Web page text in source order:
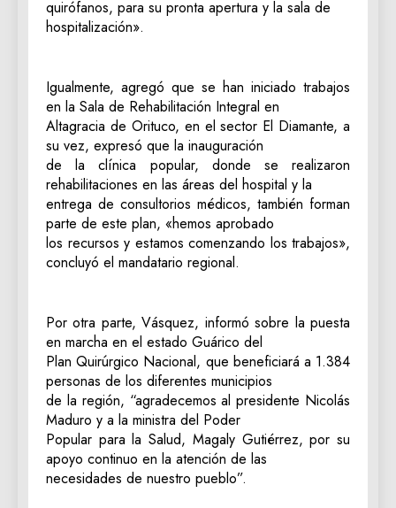
quirófanos, para su pronta apertura y la sala de
hospitalización».
Igualmente, agregó que se han iniciado trabajos
en la Sala de Rehabilitación Integral en
Altagracia de Orituco, en el sector El Diamante, a
su vez, expresó que la inauguración
de la clínica popular, donde se realizaron
rehabilitaciones en las áreas del hospital y la
entrega de consultorios médicos, también forman
parte de este plan, «hemos aprobado
los recursos y estamos comenzando los trabajos»,
concluyó el mandatario regional.
Por otra parte, Vásquez, informó sobre la puesta
en marcha en el estado Guárico del
Plan Quirúrgico Nacional, que beneficiará a 1.384
personas de los diferentes municipios
de la región, “agradecemos al presidente Nicolás
Maduro y a la ministra del Poder
Popular para la Salud, Magaly Gutiérrez, por su
apoyo continuo en la atención de las
necesidades de nuestro pueblo”.